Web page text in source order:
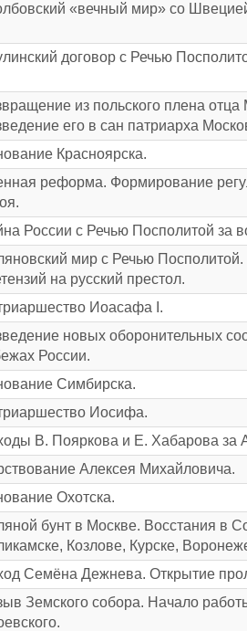
«вечный мир» со
договор с Речью
из польского плена
его в сан патриарха
Красноярска.
реформа. Формирование
России с Речью Посполитой за
мир с Речью
на русский престол.
Иоасафа I.
новых оборонительных
России.
Симбирска.
Иосифа.
В. Пояркова и Е. Хабарова за
Алексея Михайловича.
Охотска.
бунт в Москве. Восстания в
Козлове, Курске,
Семёна Дежнева. Открытие
Земского собора. Начало